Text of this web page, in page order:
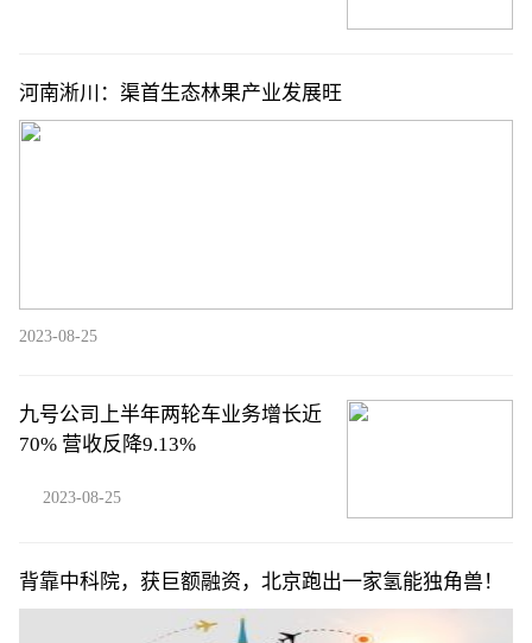
河南淅川：渠首生态林果产业发展旺
2023-08-25
九号公司上半年两轮车业务增长近
70% 营收反降9.13%
2023-08-25
背靠中科院，获巨额融资，北京跑出一家氢能独角兽！